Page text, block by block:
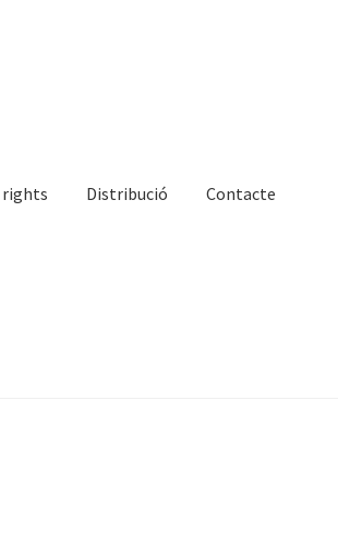
rights Distribució Contacte